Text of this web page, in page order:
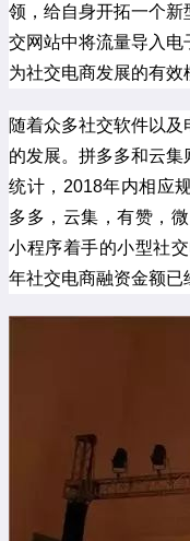
领，给自身开拓一个
交网站中将流量导入
为社交电商发展的有效
随着众多社交软件以
的发展。拼多多和云
统计，2018年内相应
多多，云集，有赞，
小程序着手的小型社
年社交电商融资金额已